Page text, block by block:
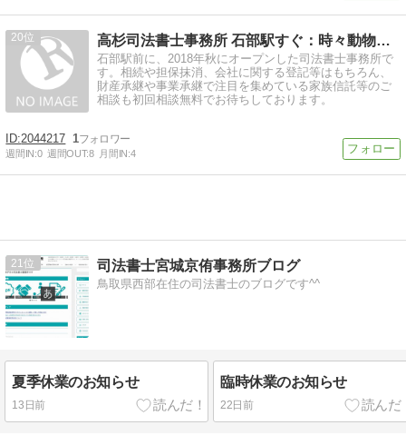
20 高杉司法書士事務所 石部駅すぐ：時々動物系b-boy
石部駅前に、2018年秋にオープンした司法書士事務所で
す。相続や担保抹消、会社に関する登記等はもちろん、
財産承継や事業承継で注目を集めている家族信託等のご
相談も初回相談無料でお待ちしております。
2044217 1
週間IN:0 週間OUT:8 月間IN:4
21 司法書士宮城京侑事務所ブログ
鳥取県西部在住の司法書士のブログです^^
夏季休業のお知らせ
13日前
臨時休業のお知らせ
22日前